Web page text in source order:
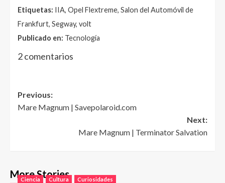
Etiquetas: IIA, Opel Flextreme, Salon del Automóvil de
Frankfurt, Segway, volt
Publicado en: Tecnología
2 comentarios
Post
navigation
Previous:
Mare Magnum | Savepolaroid.com
Next:
Mare Magnum | Terminator Salvation
More Stories
Ciencia Cultura Curiosidades